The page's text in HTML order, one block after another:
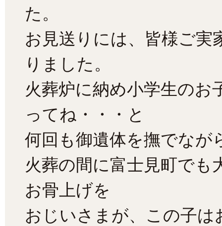
た。
お見送りには、皆様ご実
りました。
火葬炉に納め小学生のお
ってね・・・と
何回も御遺体を撫でなが
火葬の間に富士見町でも
お骨上げを
おじいさまが、この子